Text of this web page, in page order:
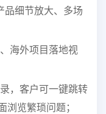
品细节放大、多场
海外项目落地视
，客户可一键跳转
浏览繁琐问题；